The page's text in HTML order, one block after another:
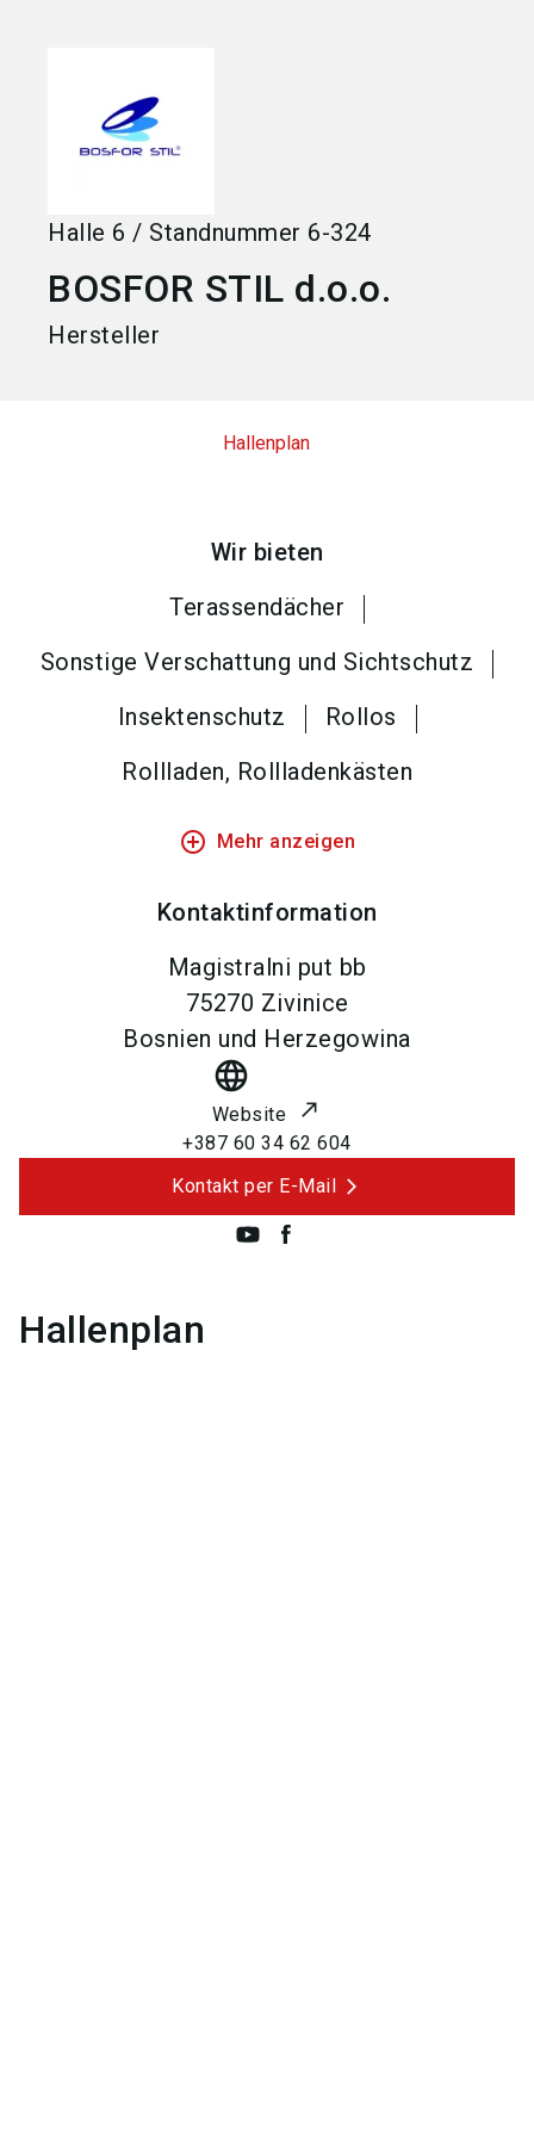
Halle 6 / Standnummer 6-324
BOSFOR STIL d.o.o.
Hersteller
Hallenplan
Wir bieten
Terassendächer
Sonstige Verschattung und Sichtschutz
Insektenschutz
Rollos
Rollladen, Rollladenkästen
add_circle_outline Mehr anzeigen
Kontaktinformation
Magistralni put bb
75270 Zivinice
Bosnien und Herzegowina
language
Website
+387 60 34 62 604
Kontakt per E-Mail
Hallenplan